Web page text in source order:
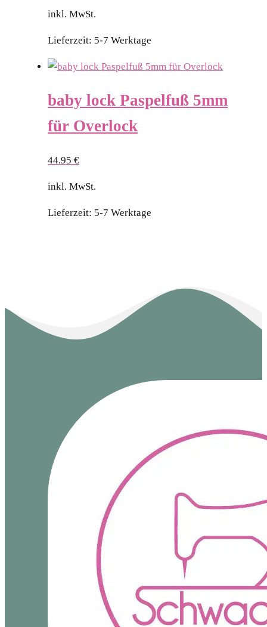
inkl. MwSt.
Lieferzeit: 5-7 Werktage
baby lock Paspelfuß 5mm
für Overlock
44.95 €
inkl. MwSt.
Lieferzeit: 5-7 Werktage